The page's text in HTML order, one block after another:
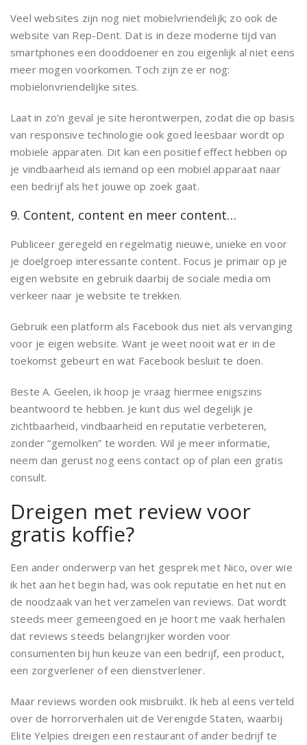
Veel websites zijn nog niet mobielvriendelijk; zo ook de
website van Rep-Dent. Dat is in deze moderne tijd van
smartphones een dooddoener en zou eigenlijk al niet eens
meer mogen voorkomen. Toch zijn ze er nog:
mobielonvriendelijke sites.
Laat in zo’n geval je site herontwerpen, zodat die op basis
van responsive technologie ook goed leesbaar wordt op
mobiele apparaten. Dit kan een positief effect hebben op
je vindbaarheid als iemand op een mobiel apparaat naar
een bedrijf als het jouwe op zoek gaat.
9. Content, content en meer content…
Publiceer geregeld en regelmatig nieuwe, unieke en voor
je doelgroep interessante content. Focus je primair op je
eigen website en gebruik daarbij de sociale media om
verkeer naar je website te trekken.
Gebruik een platform als Facebook dus niet als vervanging
voor je eigen website. Want je weet nooit wat er in de
toekomst gebeurt en wat Facebook besluit te doen.
Beste A. Geelen, ik hoop je vraag hiermee enigszins
beantwoord te hebben. Je kunt dus wel degelijk je
zichtbaarheid, vindbaarheid en reputatie verbeteren,
zonder “gemolken” te worden. Wil je meer informatie,
neem dan gerust nog eens contact op of plan een gratis
consult.
Dreigen met review voor
gratis koffie?
Een ander onderwerp van het gesprek met Nico, over wie
ik het aan het begin had, was ook reputatie en het nut en
de noodzaak van het verzamelen van reviews. Dat wordt
steeds meer gemeengoed en je hoort me vaak herhalen
dat reviews steeds belangrijker worden voor
consumenten bij hun keuze van een bedrijf, een product,
een zorgverlener of een dienstverlener.
Maar reviews worden ook misbruikt. Ik heb al eens verteld
over de horrorverhalen uit de Verenigde Staten, waarbij
Elite Yelpies dreigen een restaurant of ander bedrijf te